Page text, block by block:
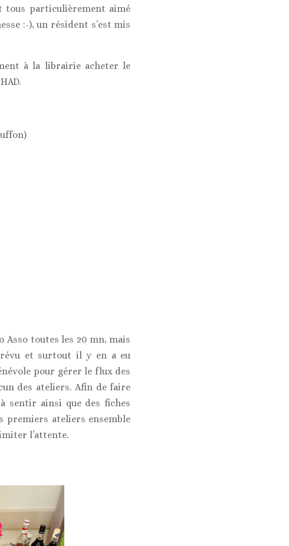
tous particulièrement aimé
:-), un résident s’est mis
à la librairie acheter le
toutes les 20 mn, mais
et surtout il y en a eu
pour gérer le flux des
des ateliers. Afin de faire
sentir ainsi que des fiches
premiers ateliers ensemble
l’attente.